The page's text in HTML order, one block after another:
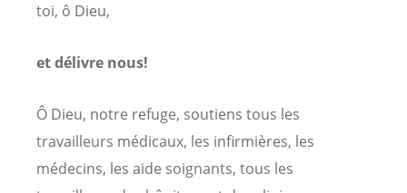
toi, ô Dieu,
et délivre nous!
Ô Dieu, notre refuge, soutiens tous les
travailleurs médicaux, les infirmières, les
médecins, les aide soignants, tous les